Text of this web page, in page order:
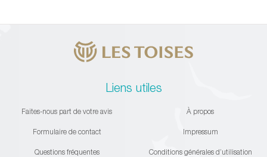
Liens utiles
Faites-nous part de votre avis
Formulaire de contact
Questions fréquentes
À propos
Impressum
Conditions générales d’utilisation